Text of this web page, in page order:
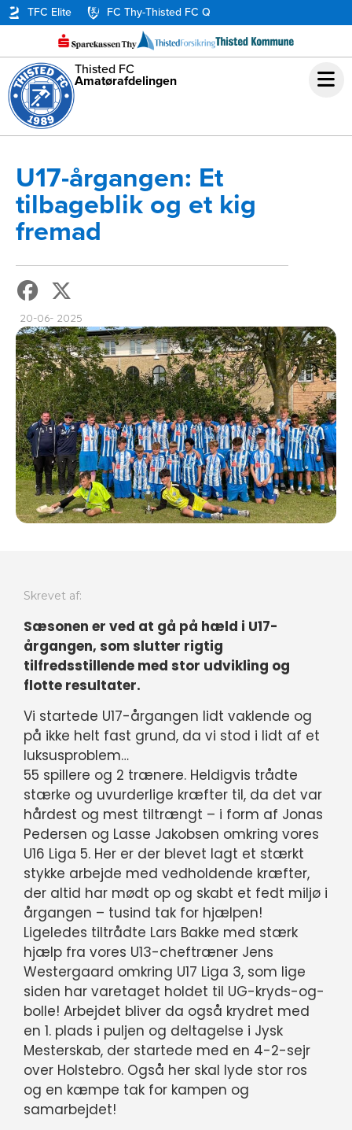
TFC Elite FC Thy-Thisted FC Q
Thisted FC
Amatørafdelingen
U17-årgangen: Et
tilbageblik og et kig
fremad
20-06- 2025
Skrevet af:
Sæsonen er ved at gå på hæld i U17-
årgangen, som slutter rigtig
tilfredsstillende med stor udvikling og
flotte resultater.
Vi startede U17-årgangen lidt vaklende og
på ikke helt fast grund, da vi stod i lidt af et
luksusproblem…
55 spillere og 2 trænere. Heldigvis trådte
stærke og uvurderlige kræfter til, da det var
hårdest og mest tiltrængt – i form af Jonas
Pedersen og Lasse Jakobsen omkring vores
U16 Liga 5. Her er der blevet lagt et stærkt
stykke arbejde med vedholdende kræfter,
der altid har mødt op og skabt et fedt miljø i
årgangen – tusind tak for hjælpen!
Ligeledes tiltrådte Lars Bakke med stærk
hjælp fra vores U13-cheftræner Jens
Westergaard omkring U17 Liga 3, som lige
siden har varetaget holdet til UG-kryds-og-
bolle! Arbejdet bliver da også krydret med
en 1. plads i puljen og deltagelse i Jysk
Mesterskab, der startede med en 4-2-sejr
over Holstebro. Også her skal lyde stor ros
og en kæmpe tak for kampen og
samarbejdet!